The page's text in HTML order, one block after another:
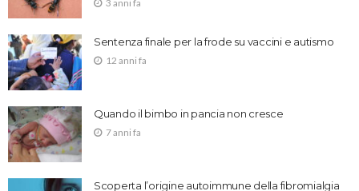
3 anni fa
Sentenza finale per la frode su vaccini e autismo
12 anni fa
Quando il bimbo in pancia non cresce
7 anni fa
Scoperta l’origine autoimmune della fibromialgia